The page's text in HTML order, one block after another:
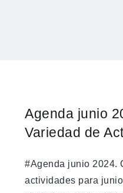
Agenda junio
Variedad de
#Agenda junio 2024.
actividades para